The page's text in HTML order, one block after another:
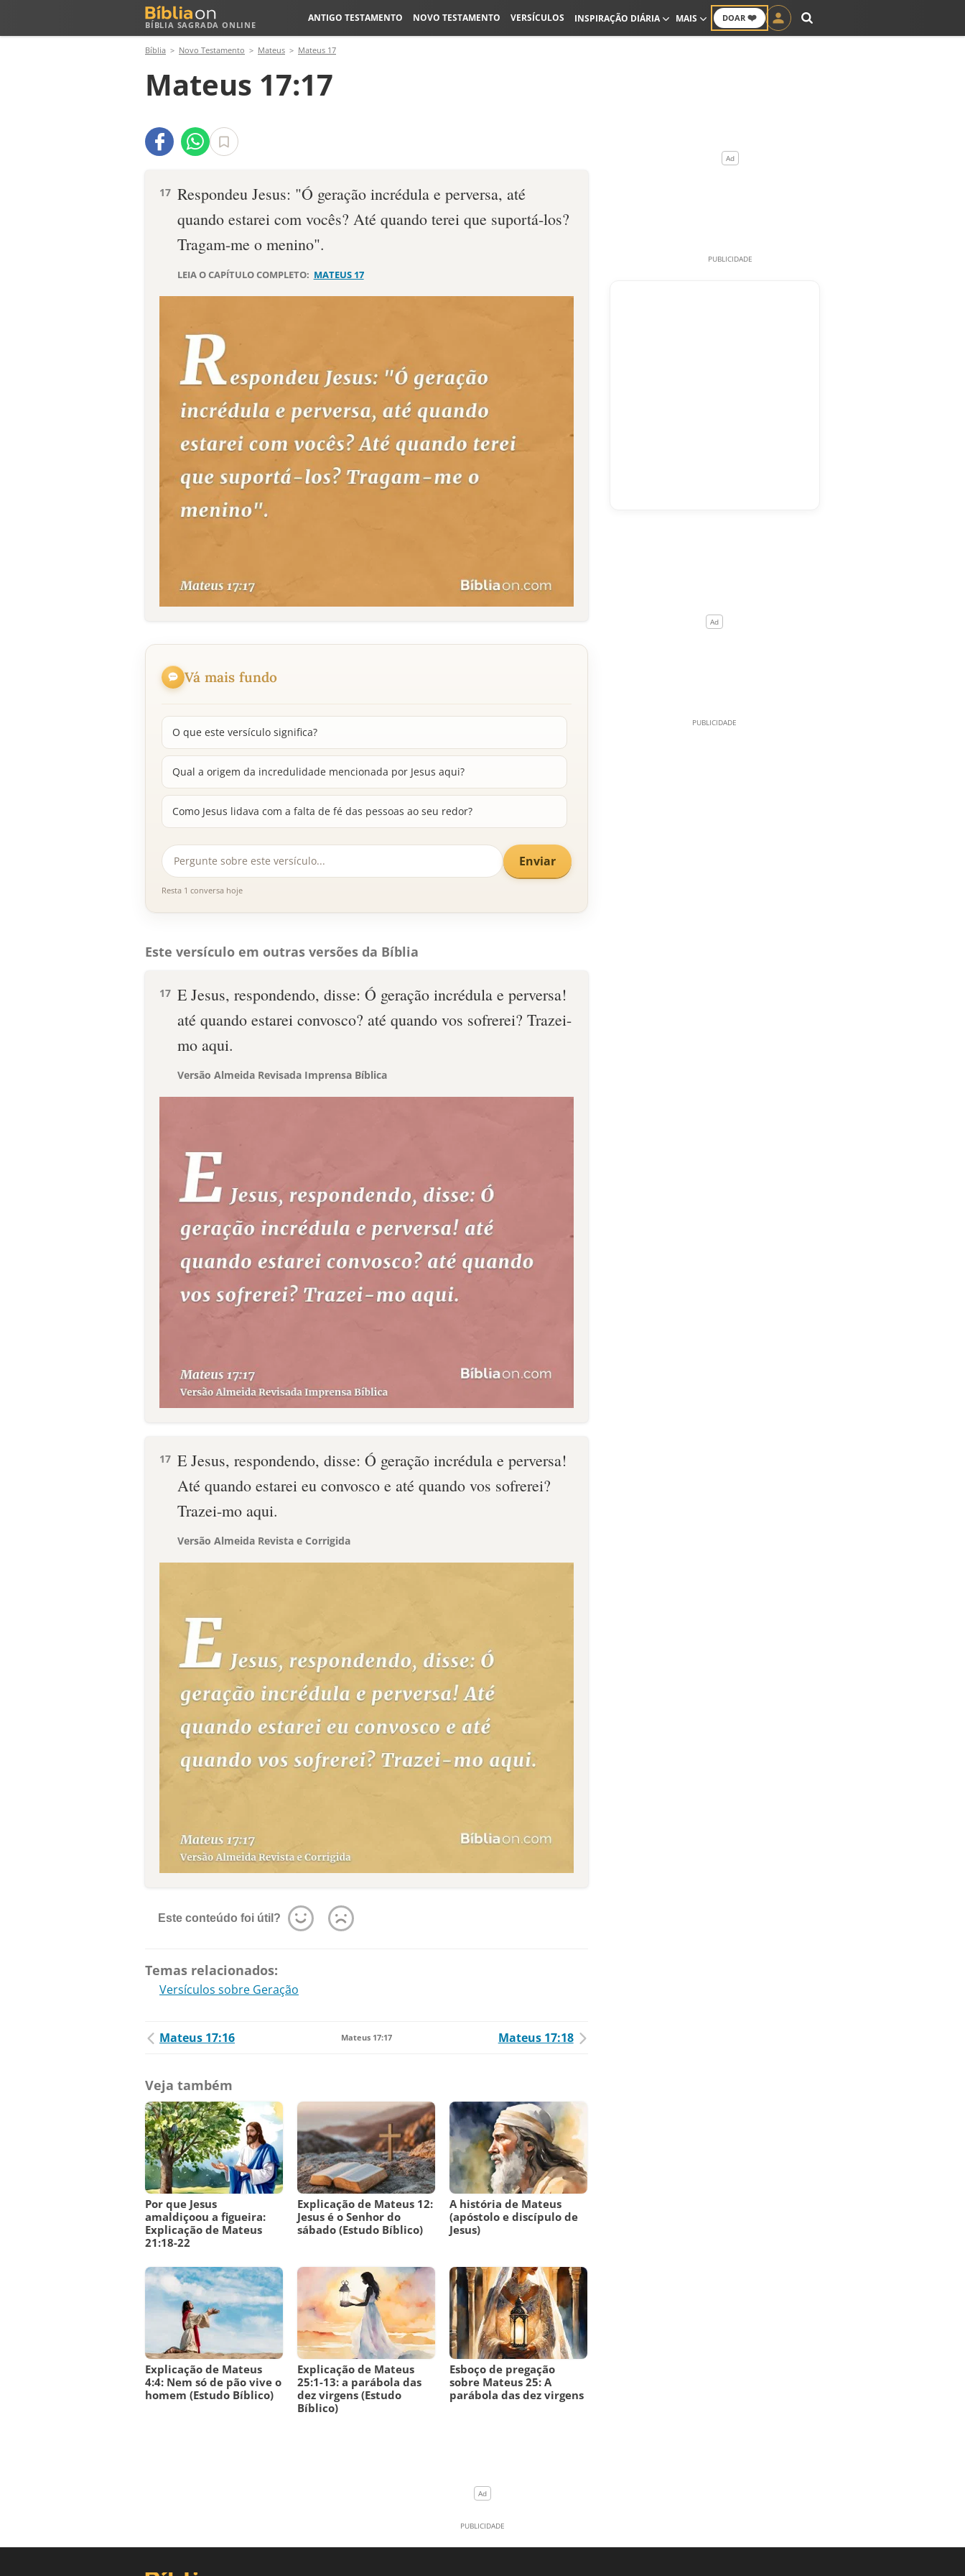
BÍBLIA SAGRADA ONLINE
DOAR ❤️
ANTIGO TESTAMENTO NOVO TESTAMENTO VERSÍCULOS INSPIRAÇÃO DIÁRIA MAIS
Bíblia Novo Testamento Mateus Mateus 17
Mateus 17:17
17 Respondeu Jesus: "Ó geração incrédula e perversa, até
quando estarei com vocês? Até quando terei que suportá-los?
Tragam-me o menino".
LEIA O CAPÍTULO COMPLETO: MATEUS 17
Vá mais fundo
O que este versículo significa?
Qual a origem da incredulidade mencionada por Jesus aqui?
Como Jesus lidava com a falta de fé das pessoas ao seu redor?
Enviar
Resta 1 conversa hoje
Este versículo em outras versões da Bíblia
17 E Jesus, respondendo, disse: Ó geração incrédula e perversa!
até quando estarei convosco? até quando vos sofrerei? Trazei-
mo aqui.
Versão Almeida Revisada Imprensa Bíblica
17 E Jesus, respondendo, disse: Ó geração incrédula e perversa!
Até quando estarei eu convosco e até quando vos sofrerei?
Trazei-mo aqui.
Versão Almeida Revista e Corrigida
Este conteúdo foi útil?
Temas relacionados:
Versículos sobre Geração
Mateus 17:16 Mateus 17:17 Mateus 17:18
Veja também
Por que Jesus
amaldiçoou a figueira:
Explicação de Mateus
21:18-22
Explicação de Mateus 12:
Jesus é o Senhor do
sábado (Estudo Bíblico)
A história de Mateus
(apóstolo e discípulo de
Jesus)
Explicação de Mateus
4:4: Nem só de pão vive o
homem (Estudo Bíblico)
Explicação de Mateus
25:1-13: a parábola das
dez virgens (Estudo
Bíblico)
Esboço de pregação
sobre Mateus 25: A
parábola das dez virgens